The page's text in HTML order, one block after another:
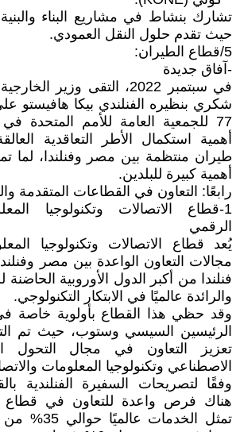
تشارك بنشاط في مشاريع البناء والبنية
حيث تقدم حلول النقل العمودي.
5/قطاع الطيران:
-آفاق جديدة
في سبتمبر 2022، التقى وزير
شكري بنظيره الفنلندي بيكا هافيستو
77 للجمعية العامة للأمم المتحدة
أهمية استكمال الأطر التعاقدية
طيران منتظمة بين مصر وفنلندا، لما
أهمية كبيرة للبلدين.
رابعًا: التعاون في القطاعات المتقدمة
1-قطاع الاتصالات وتكنولوجيا
الرقمي
يُعد قطاع الاتصالات وتكنولوجيا
مجالات التعاون الواعدة بين مصر
فنلندا من أكبر الدول الأوروبية
والرائدة عالميًا في الابتكار التكنولوجي.
وقد حظي هذا القطاع بأولوية خاصة
الرئيسين السيسي وستوب، حيث تم
تعزيز التعاون في مجال التحول
الاصطناعي وتكنولوجيا المعلومات
وفقًا لتصريحات السفيرة الفنلندية
هناك فرص واعدة للتعاون في قطاع
تمثل الخدمات